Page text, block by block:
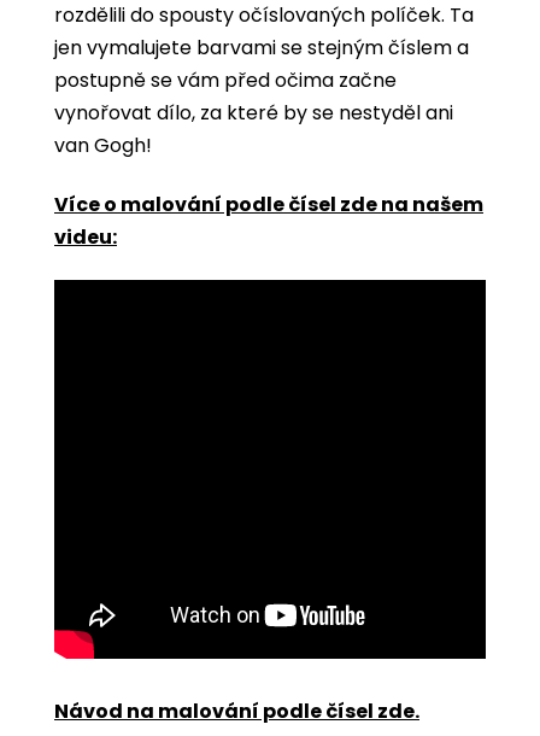
rozdělili do spousty očíslovaných políček. Ta
jen vymalujete barvami se stejným číslem a
postupně se vám před očima začne
vynořovat dílo, za které by se nestyděl ani
van Gogh!
Více o malování podle čísel zde na našem
videu:
Návod na malování podle čísel zde.